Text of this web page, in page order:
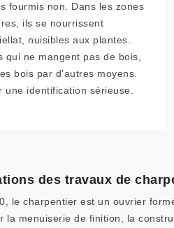
fourmis non. Dans les zones
ils se nourrissent
nuisibles aux plantes.
qui ne mangent pas de bois,
bois par d'autres moyens.
une identification sérieuse.
des travaux de
le charpentier est un ouvrier
la menuiserie de finition, la